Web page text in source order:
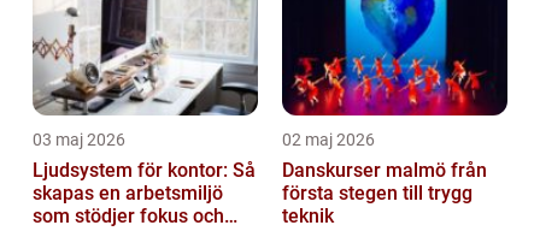
03 maj 2026
Ljudsystem för kontor: Så
skapas en arbetsmiljö
som stödjer fokus och
02 maj 2026
Danskurser malmö från
första stegen till trygg
teknik